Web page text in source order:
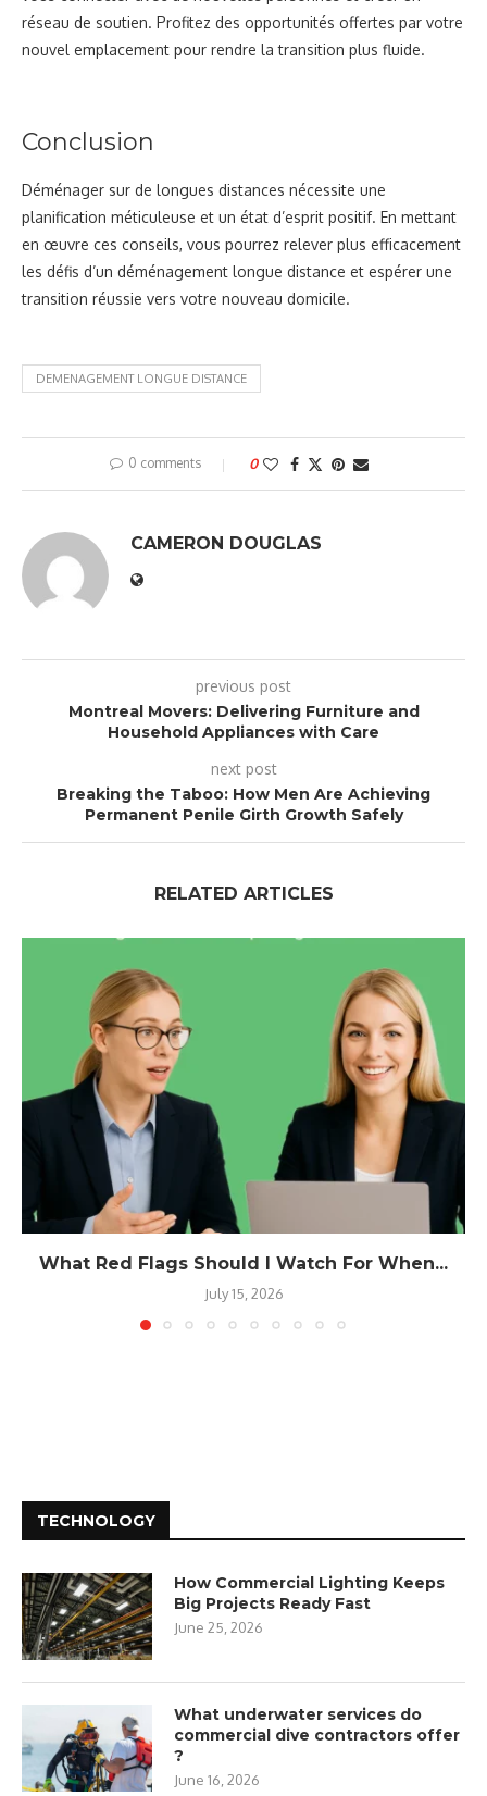
réseau de soutien. Profitez des opportunités offertes par votre
nouvel emplacement pour rendre la transition plus fluide.
Conclusion
Déménager sur de longues distances nécessite une
planification méticuleuse et un état d’esprit positif. En mettant
en œuvre ces conseils, vous pourrez relever plus efficacement
les défis d’un déménagement longue distance et espérer une
transition réussie vers votre nouveau domicile.
DEMENAGEMENT LONGUE DISTANCE
0 comments 0
CAMERON DOUGLAS
previous post
Montreal Movers: Delivering Furniture and
Household Appliances with Care
next post
Breaking the Taboo: How Men Are Achieving
Permanent Penile Girth Growth Safely
RELATED ARTICLES
What Red Flags Should I Watch For When...
July 15, 2026
TECHNOLOGY
How Commercial Lighting Keeps
Big Projects Ready Fast
June 25, 2026
What underwater services do
commercial dive contractors offer
?
June 16, 2026